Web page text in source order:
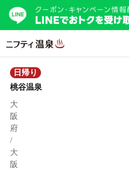
日帰り
桃谷温泉
大
阪
府
/
大
阪